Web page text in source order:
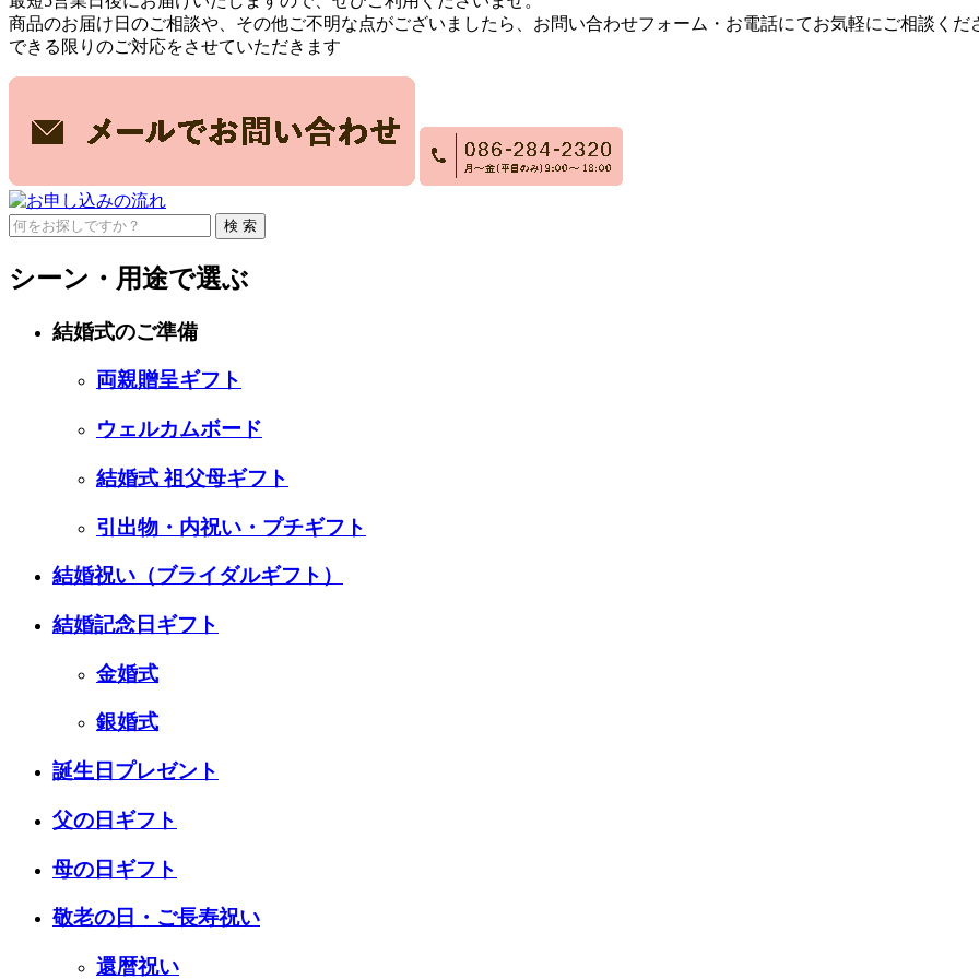
商品のお届け日のご相談や、その他ご不明な点がございましたら、お問い合わせフォーム・お電話にてお気軽にご相談くだ
できる限りのご対応をさせていただきます
検 索
シーン・用途で選ぶ
結婚式のご準備
両親贈呈ギフト
ウェルカムボード
結婚式 祖父母ギフト
引出物・内祝い・プチギフト
結婚祝い （ブライダルギフト）
結婚記念日ギフト
金婚式
銀婚式
誕生日プレゼント
父の日ギフト
母の日ギフト
敬老の日・ご長寿祝い
還暦祝い